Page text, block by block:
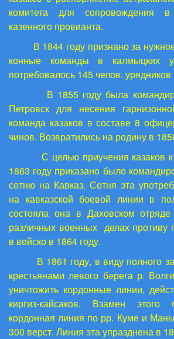
комитета для сопровождения
казенного провианта.
В 1844 году признано за нужное
конные команды в калмыцких
потребовалось 145 челов. урядников
В 1855 году была
Петровск для несения
команда казаков в составе 8
чинов. Возвратились на родину в
С целью приучения казаков к
1863 году приказано было
сотню на Кавказ. Сотня эта
на кавказской боевой линии в
состояла она в Даховском
различных военных делах противу
в войско в 1864 году.
В 1861 году, в виду полного
крестьянами левого берега р.
уничтожить кордонные линии,
киргиз-кайсаков. Взамен
кордонная линия по рр. Куме и
300 верст. Линия эта упразднена в